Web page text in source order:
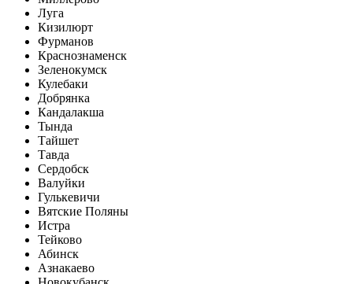
Луга
Кизилюрт
Фурманов
Краснознаменск
Зеленокумск
Кулебаки
Добрянка
Кандалакша
Тында
Тайшет
Тавда
Сердобск
Валуйки
Гулькевичи
Вятские Поляны
Истра
Тейково
Абинск
Азнакаево